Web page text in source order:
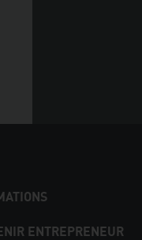
ENTREPRENEUR